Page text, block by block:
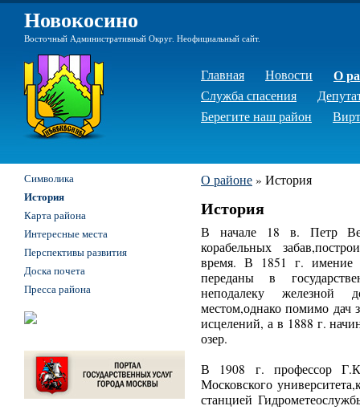
Новокосино
Восточный Административный Округ. Неофициальный сайт.
Главная Новости О
Служба спасения
Берегите наш район
О районе » История
История
В начале 18 в. Петр
корабельных
время. В 1851 г. имение
переданы в
неподалеку железной
местом,однако помимо дач
исцелений, а в 1888 г.
озер.
В 1908 г. профессор
Московского
станцией
Символика
История
Карта района
Интересные места
Перспективы развития
Доска почета
Пресса района